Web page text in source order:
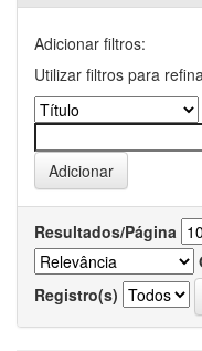
Adicionar filtros:
Utilizar filtros para
Resultados/Página
Registro(s)